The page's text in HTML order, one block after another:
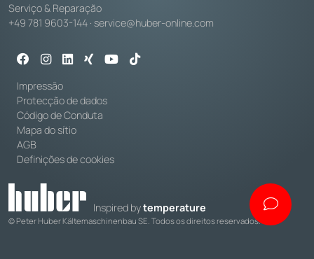
Serviço & Reparação
+49 781 9603-144 · service@huber-online.com
Impressão
Protecção de dados
Código de Conduta
Mapa do sítio
AGB
Definições de cookies
Inspired bytemperature
© Peter Huber Kältemaschinenbau SE. Todos os direitos reservados.